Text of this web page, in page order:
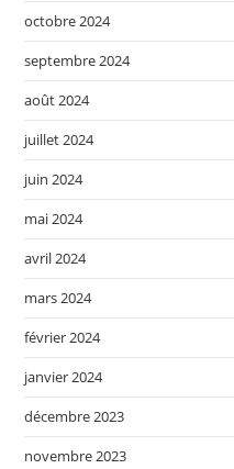
octobre 2024
septembre 2024
août 2024
juillet 2024
juin 2024
mai 2024
avril 2024
mars 2024
février 2024
janvier 2024
décembre 2023
novembre 2023